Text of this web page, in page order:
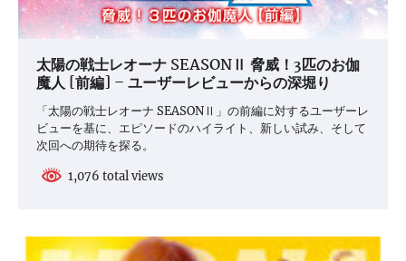
太陽の戦士レオーナ SEASONⅡ 脅威！3匹のお伽
魔人 [前編] – ユーザーレビューからの深堀り
「太陽の戦士レオーナ SEASONⅡ」の前編に対するユーザーレ
ビューを基に、エピソードのハイライト、新しい試み、そして
次回への期待を探る。
1,076 total views